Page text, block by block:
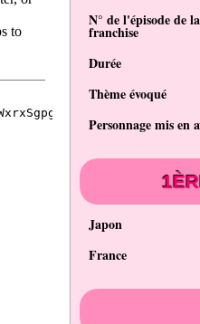
N° de l'épisode de la
franchise
Durée
Thème évoqué
Personnage mis en
Japon
France